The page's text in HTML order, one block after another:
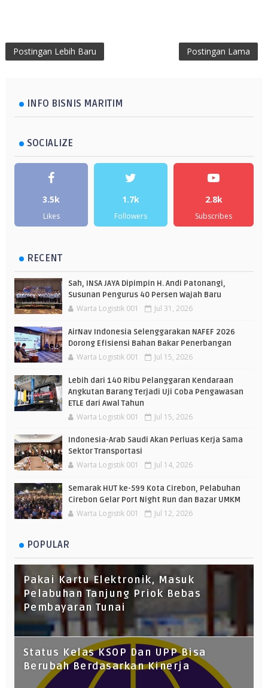
Postingan Lebih Baru Postingan Lama
INFO BISNIS MARITIM
SOCIALIZE
3.5k
Likes
1.7k
Followers
2.8k
Subscribes
RECENT
Sah, INSA JAYA Dipimpin H. Andi Patonangi,
Susunan Pengurus 40 Persen Wajah Baru
Warta Logistik 001 Jul 31, 2026
AirNav Indonesia Selenggarakan NAFEF 2026
Dorong Efisiensi Bahan Bakar Penerbangan
Warta Logistik 001 Jul 15, 2026
Lebih dari 140 Ribu Pelanggaran Kendaraan
Angkutan Barang Terjadi Uji Coba Pengawasan
ETLE dari Awal Tahun
Warta Logistik 001 Jul 15, 2026
Indonesia-Arab Saudi Akan Perluas Kerja Sama
Sektor Transportasi
Warta Logistik 001 Jul 14, 2026
Semarak HUT ke-599 Kota Cirebon, Pelabuhan
Cirebon Gelar Port Night Run dan Bazar UMKM
Warta Logistik 001 Jul 12, 2026
POPULAR
Pakai Kartu Elektronik, Masuk
Pelabuhan Tanjung Priok Bebas
Pembayaran Tunai
Status Kelas KSOP Dan UPP Bisa
Berubah Berdasarkan Kinerja